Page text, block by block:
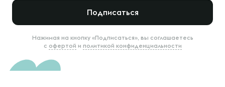
Подписаться
Нажимая на кнопку «Подписаться», вы соглашаетесь
с офертой и политикой конфиденциальности